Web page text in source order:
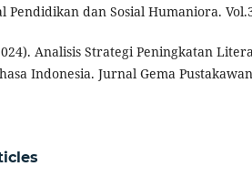
Pendidikan dan Sosial Humaniora.
Analisis Strategi Peningkatan
Indonesia. Jurnal Gema